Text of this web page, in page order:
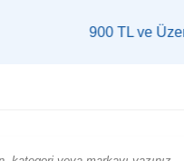
900 TL ve Üzeri